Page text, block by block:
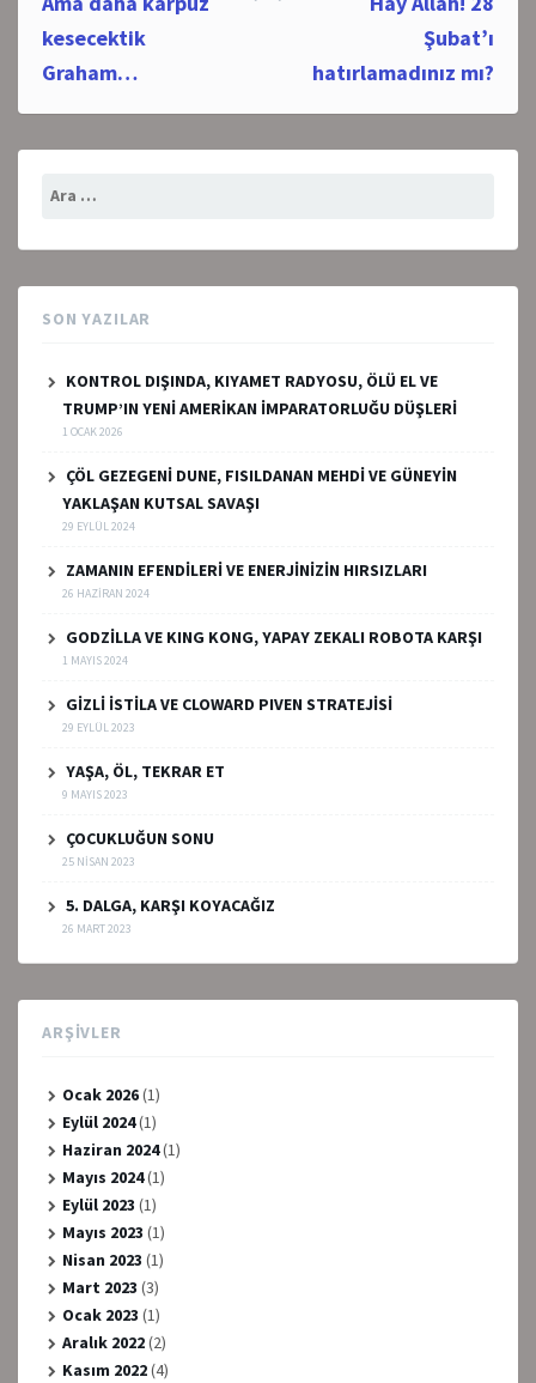
navigation
Şubat’ı
hatırlamadınız mı?
kesecektik
Graham…
Arama:
SON YAZILAR
KONTROL DIŞINDA, KIYAMET RADYOSU, ÖLÜ EL VE
TRUMP’IN YENİ AMERİKAN İMPARATORLUĞU DÜŞLERİ
1 OCAK 2026
ÇÖL GEZEGENİ DUNE, FISILDANAN MEHDİ VE GÜNEYİN
YAKLAŞAN KUTSAL SAVAŞI
29 EYLÜL 2024
ZAMANIN EFENDİLERİ VE ENERJİNİZİN HIRSIZLARI
26 HAZIRAN 2024
GODZİLLA VE KING KONG, YAPAY ZEKALI ROBOTA KARŞI
1 MAYIS 2024
GİZLİ İSTİLA VE CLOWARD PIVEN STRATEJİSİ
29 EYLÜL 2023
YAŞA, ÖL, TEKRAR ET
9 MAYIS 2023
ÇOCUKLUĞUN SONU
25 NISAN 2023
5. DALGA, KARŞI KOYACAĞIZ
26 MART 2023
ARŞIVLER
Ocak 2026(1)
Eylül 2024(1)
Haziran 2024(1)
Mayıs 2024(1)
Eylül 2023 (1)
Mayıs 2023 (1)
Nisan 2023 (1)
Mart 2023 (3)
Ocak 2023 (1)
Aralık 2022(2)
Kasım 2022(4)